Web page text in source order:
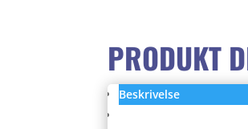
PRODUKT
Beskrivelse